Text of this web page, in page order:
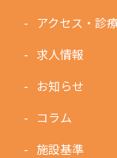
アクセス・診
求人情報
お知らせ
コラム
施設基準